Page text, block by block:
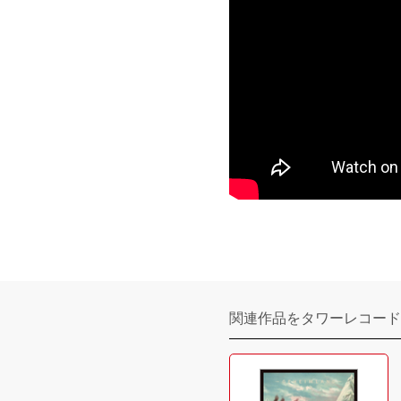
関連作品をタワーレコー